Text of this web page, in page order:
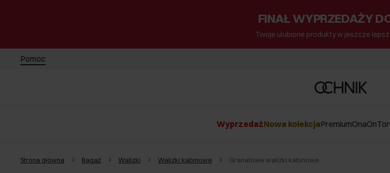
FINAŁ WYPRZEDAŻY
Twoje ulubione produkty w jeszcze
Pomoc
WyprzedażNowa kolekcjaPremiumOnaOn
Strona główna Bagaż Walizki Walizki kabinowe Granatowe walizki kabinowe